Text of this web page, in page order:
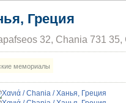
Греция
32, Chania 731 35,
мемориалы